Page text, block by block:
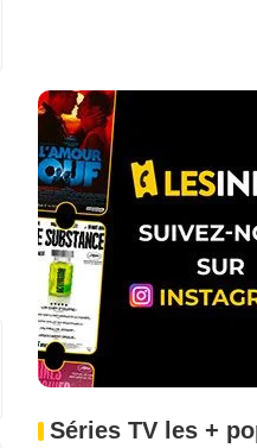
Séries TV les +